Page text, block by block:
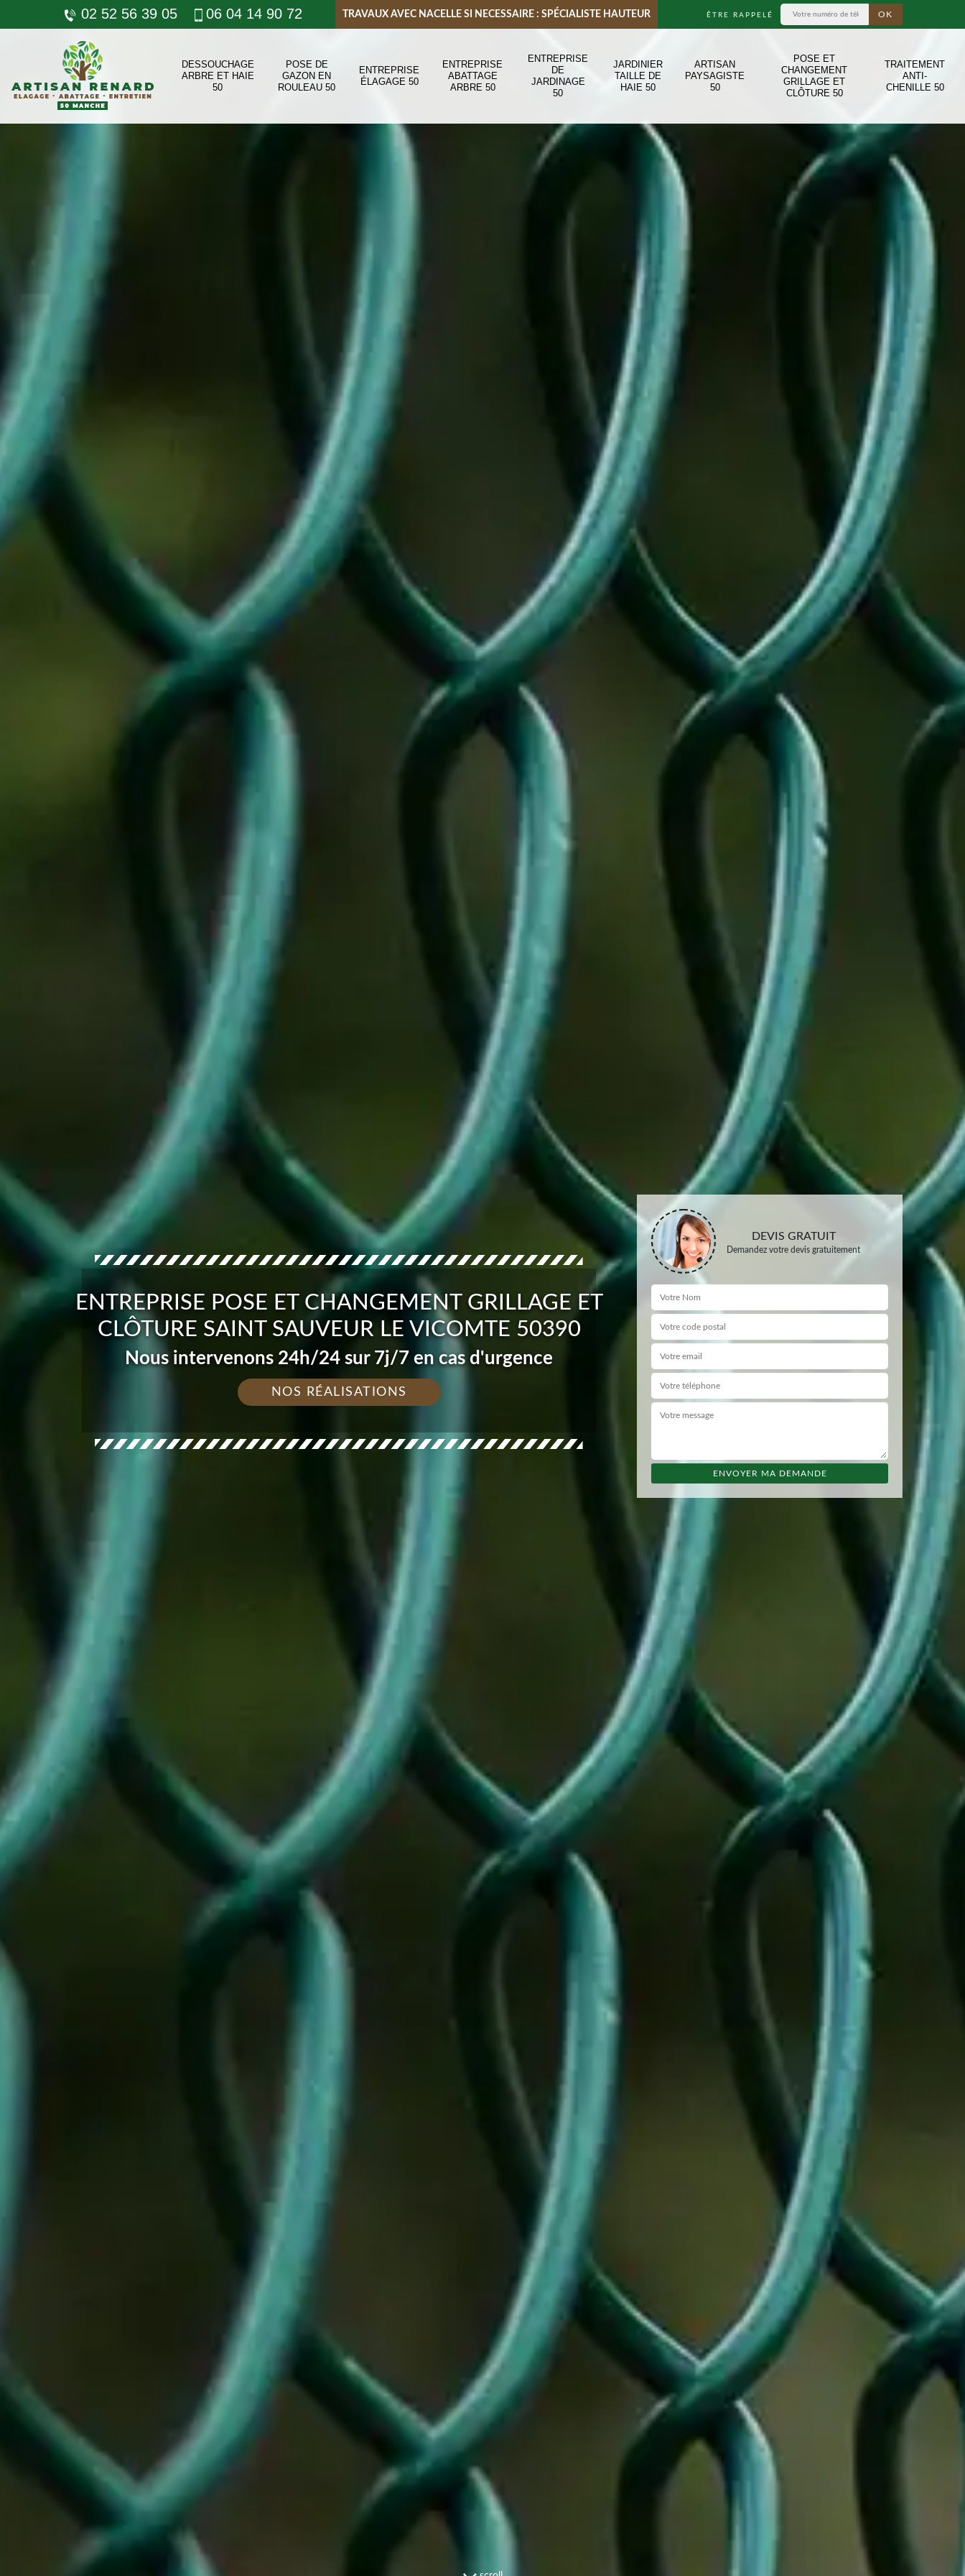
02 52 56 39 05 06 04 14 90 72 TRAVAUX AVEC NACELLE SI NECESSAIRE : SPÉCIALISTE HAUTEUR ÊTRE RAPPELÉ
DESSOUCHAGE
ARBRE ET HAIE
50
POSE DE
GAZON EN
ROULEAU 50
ENTREPRISE
ÉLAGAGE 50
ENTREPRISE
ABATTAGE
ARBRE 50
ENTREPRISE
DE
JARDINAGE
50
JARDINIER
TAILLE DE
HAIE 50
ARTISAN
PAYSAGISTE
50
POSE ET
CHANGEMENT
GRILLAGE ET
CLÔTURE 50
TRAITEMENT
ANTI-
CHENILLE 50
ENTREPRISE POSE ET CHANGEMENT GRILLAGE ET
CLÔTURE SAINT SAUVEUR LE VICOMTE 50390
Nous intervenons 24h/24 sur 7j/7 en cas d'urgence
NOS RÉALISATIONS
DEVIS GRATUIT
Demandez votre devis gratuitement